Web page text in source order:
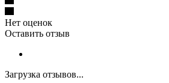
Нет оценок
Оставить отзыв
Загрузка отзывов...